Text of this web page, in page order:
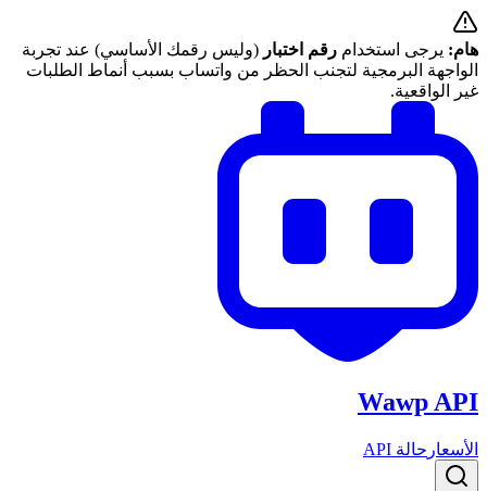
هام: يرجى استخدام رقم اختبار (وليس رقمك الأساسي) عند تجربة
الواجهة البرمجية لتجنب الحظر من واتساب بسبب أنماط الطلبات
غير الواقعية.
Wawp API
الأسعار حالة API